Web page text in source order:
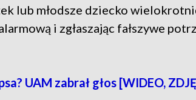
lub młodsze dziecko
i zgłaszając fałszywe
UAM zabrał głos [WIDEO,